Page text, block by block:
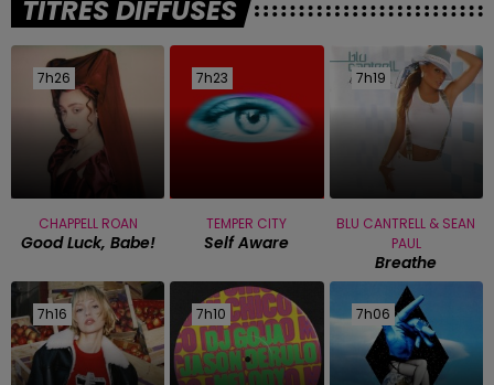
TITRES DIFFUSÉS
7h26
7h26
CHAPPELL ROAN
Good Luck, Babe!
7h23
7h23
TEMPER CITY
Self Aware
7h19
7h19
BLU CANTRELL & SEAN
PAUL
Breathe
7h16
7h16 7h10
7h10 7h06
7h06